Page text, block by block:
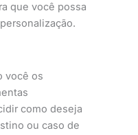
que você possa
você os
como deseja
ou caso de